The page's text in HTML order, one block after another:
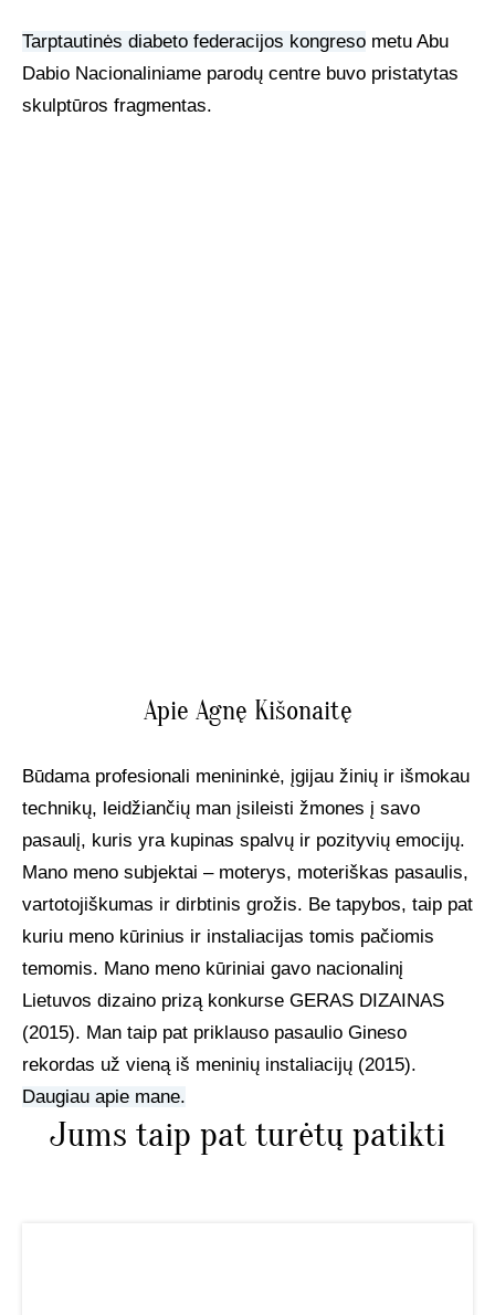
Tarptautinės diabeto federacijos kongreso metu Abu
Dabio Nacionaliniame parodų centre buvo pristatytas
skulptūros fragmentas.
Apie Agnę Kišonaitę
Būdama profesionali menininkė, įgijau žinių ir išmokau
technikų, leidžiančių man įsileisti žmones į savo
pasaulį, kuris yra kupinas spalvų ir pozityvių emocijų.
Mano meno subjektai – moterys, moteriškas pasaulis,
vartotojiškumas ir dirbtinis grožis. Be tapybos, taip pat
kuriu meno kūrinius ir instaliacijas tomis pačiomis
temomis. Mano meno kūriniai gavo nacionalinį
Lietuvos dizaino prizą konkurse GERAS DIZAINAS
(2015). Man taip pat priklauso pasaulio Gineso
rekordas už vieną iš meninių instaliacijų (2015).
Daugiau apie mane.
Jums taip pat turėtų patikti